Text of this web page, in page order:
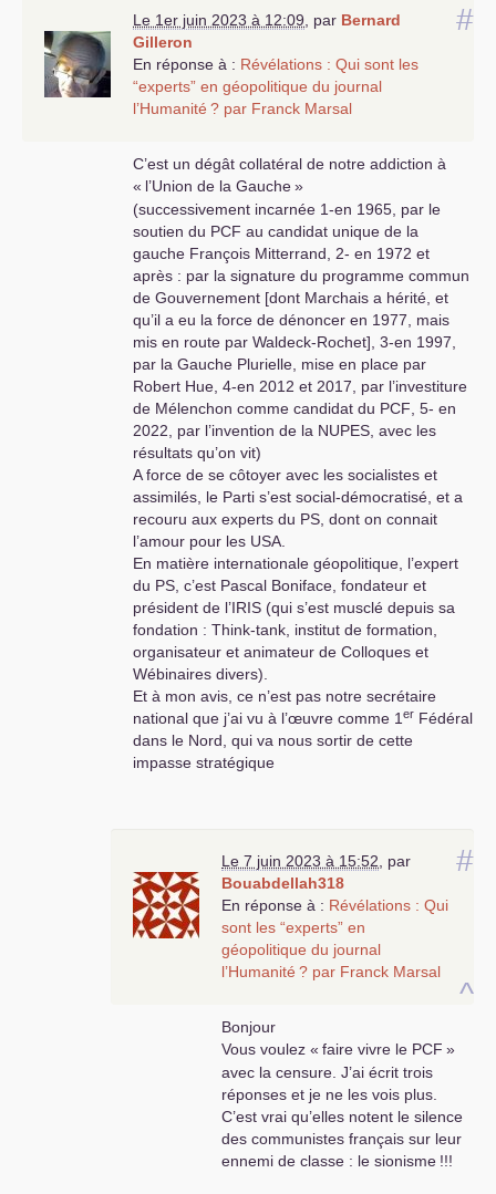
#
Le 1er juin 2023 à 12:09 par Bernard
Gilleron
En réponse à : Révélations : Qui sont les
“experts” en géopolitique du journal
l’Humanité ? par Franck Marsal
C’est un dégât collatéral de notre addiction à
« l’Union de la Gauche»
(successivement incarnée 1-en 1965, par le
soutien du PCF au candidat unique de la
gauche François Mitterrand, 2- en 1972 et
après : par la signature du programme commun
de Gouvernement [dont Marchais a hérité, et
qu’il a eu la force de dénoncer en 1977, mais
mis en route par Waldeck-Rochet], 3-en 1997,
par la Gauche Plurielle, mise en place par
Robert Hue, 4-en 2012 et 2017, par l’investiture
de Mélenchon comme candidat du PCF , 5- en
2022, par l’invention de la NUPES , avec les
résultats qu’on vit)
A force de se côtoyer avec les socialistes et
assimilés, le Parti s’est social-démocratisé, et a
recouru aux experts du PS , dont on connait
l’amour pour les USA
En matière internationale géopolitique, l’expert
du PS , c’est Pascal Boniface, fondateur et
président de l’IRIS (qui s’est musclé depuis sa
fondation : Think-tank, institut de formation,
organisateur et animateur de Colloques et
Wébinaires divers).
Et à mon avis, ce n’est pas notre secrétaire
national que j’ai vu à l’œuvre comme 1 er Fédéral
dans le Nord, qui va nous sortir de cette
impasse stratégique
#
^
Le 7 juin 2023 à 15:52
par
Bouabdellah318
En réponse à : Révélations : Qui
sont les “experts” en
géopolitique du journal
l’Humanité ? par Franck Marsal
Bonjour
Vous voulez « faire vivre le PCF »
avec la censure. J’ai écrit trois
réponses et je ne les vois plus.
C’est vrai qu’elles notent le silence
des communistes français sur leur
ennemi de classe : le sionisme !!!